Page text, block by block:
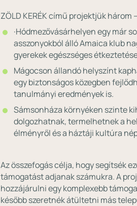
ZÖLD KERÉK című projektjük
·Hódmezővásárhelyen egy már
asszonyokból álló Amaica klub
gyerekek egészséges
Mágocson állandó helyszínt
egy biztonságos közegben
tanulmányi eredmények is.
Sámsonháza környéken szinte
dolgozhatnak, termelhetnek a
élményről és a háztáji kultúra
Az összefogás célja, hogy segítsék
támogatást adjanak számukra. A
hozzájárulni egy komplexebb
később szeretnék átültetni más